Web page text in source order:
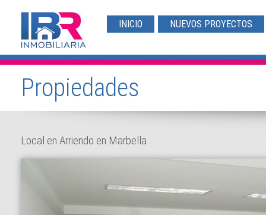
INICIO NUEVOS PROYECTOS
Propiedades
Local en Arriendo en Marbella